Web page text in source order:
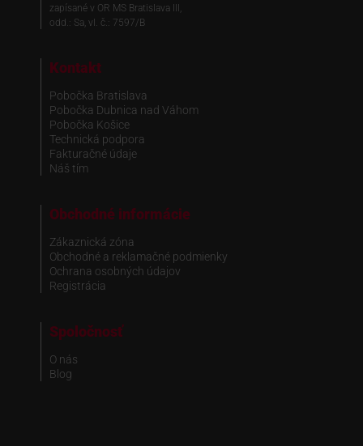
zapísané v OR MS Bratislava III,
odd.: Sa, vl. č.: 7597/B
Kontakt
Pobočka Bratislava
Pobočka Dubnica nad Váhom
Pobočka Košice
Technická podpora
Fakturačné údaje
Náš tím
Obchodné informácie
Zákaznická zóna
Obchodné a reklamačné podmienky
Ochrana osobných údajov
Registrácia
Spoločnosť
O nás
Blog